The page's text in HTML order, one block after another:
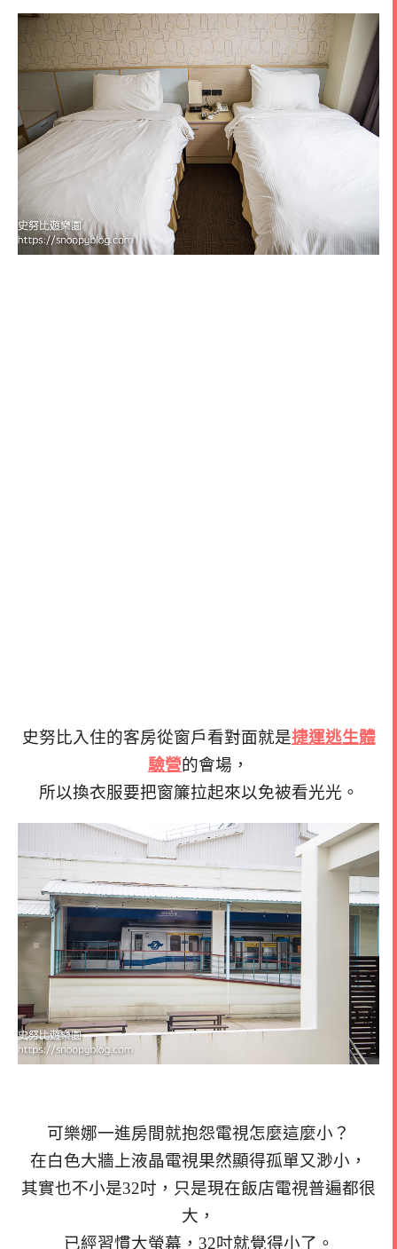
史努比入住的客房從窗戶看對面就是捷運逃生體
驗營的會場，
所以換衣服要把窗簾拉起來以免被看光光。
可樂娜一進房間就抱怨電視怎麼這麼小？
在白色大牆上液晶電視果然顯得孤單又渺小，
其實也不小是32吋，只是現在飯店電視普遍都很
大，
已經習慣大螢幕，32吋就覺得小了。